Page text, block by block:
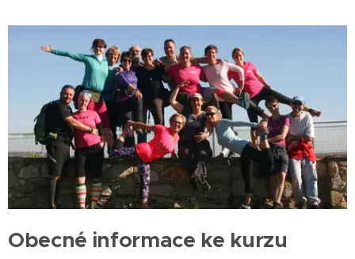
Obecné informace ke kurzu